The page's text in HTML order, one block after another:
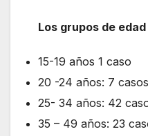
Los grupos de
15-19 años 1 caso
20 -24 años: 7 casos
25- 34 años: 42
35 – 49 años: 23